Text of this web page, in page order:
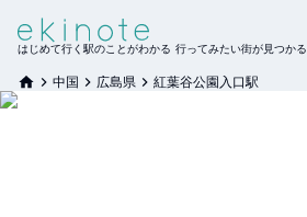
はじめて行く駅のことがわかる 行ってみたい街が見つかる
中国 広島県 紅葉谷公園入口駅